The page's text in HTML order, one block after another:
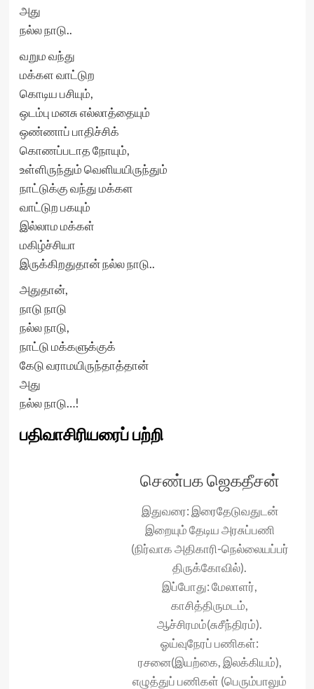
அது
நல்ல நாடு..
வறும வந்து
மக்கள வாட்டுற
கொடிய பசியும்,
ஒடம்பு மனசு எல்லாத்தையும்
ஒண்ணாப் பாதிச்சிக்
கொணப்படாத நோயும்,
உள்ளிருந்தும் வெளியயிருந்தும்
நாட்டுக்கு வந்து மக்கள
வாட்டுற பகயும்
இல்லாம மக்கள்
மகிழ்ச்சியா
இருக்கிறதுதான் நல்ல நாடு..
அதுதான்,
நாடு நாடு
நல்ல நாடு,
நாட்டு மக்களுக்குக்
கேடு வராமயிருந்தாத்தான்
அது
நல்ல நாடு…!
பதிவாசிரியரைப் பற்றி
செண்பக ஜெகதீசன்
இதுவரை: இரைதேடுவதுடன்
இறையும் தேடிய அரசுப்பணி
(நிர்வாக அதிகாரி-நெல்லையப்பர்
திருக்கோவில்).
இப்போது: மேலாளர்,
காசித்திருமடம்,
ஆச்சிரமம்(சுசீந்திரம்).
ஓய்வுநேரப் பணிகள்:
ரசனை(இயற்கை, இலக்கியம்),
எழுத்துப் பணிகள் (பெரும்பாலும்